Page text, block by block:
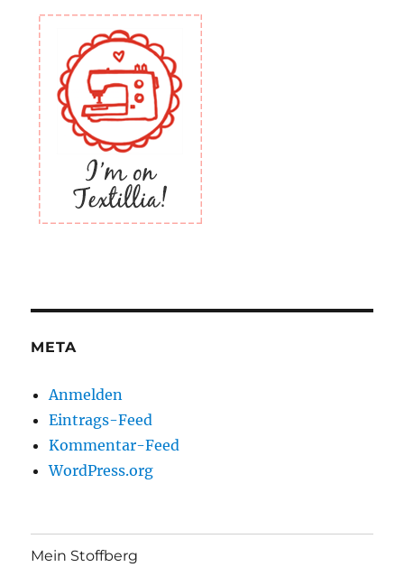
META
Anmelden
Eintrags-Feed
Kommentar-Feed
WordPress.org
Mein Stoffberg